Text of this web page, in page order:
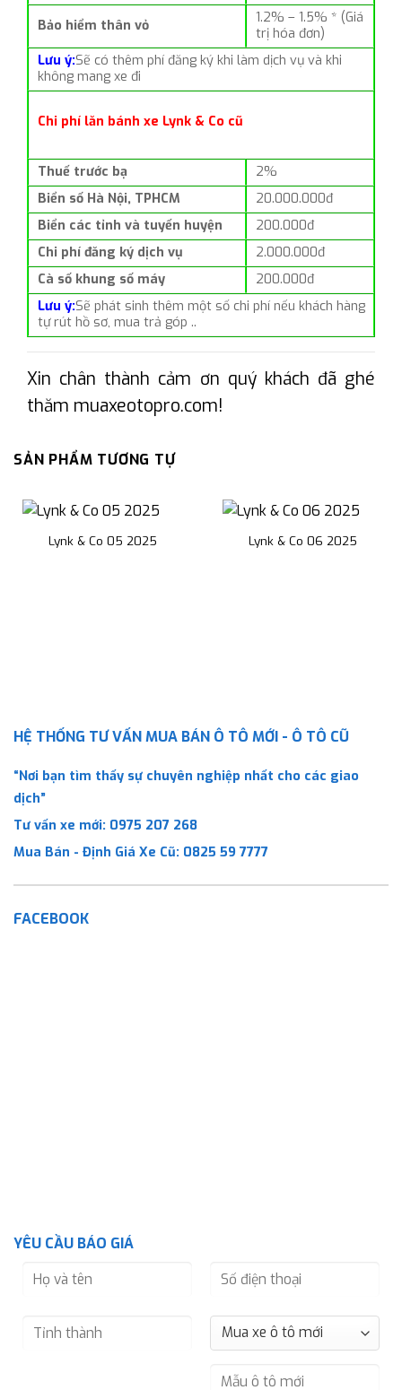
Bảo hiểm thân vỏ
1.2% – 1.5% * (Giá
trị hóa đơn)
Lưu ý:Sẽ có thêm phí đăng ký khi làm dịch vụ và khi
không mang xe đi
Chi phí lăn bánh xe Lynk & Co cũ
Thuế trước bạ
2%
Biển số Hà Nội, TPHCM
20.000.000đ
Biển các tỉnh và tuyến huyện
200.000đ
Chi phí đăng ký dịch vụ
2.000.000đ
Cà số khung số máy
200.000đ
Lưu ý:Sẽ phát sinh thêm một số chi phí nếu khách hàng
tự rút hồ sơ, mua trả góp ..
Xin chân thành cảm ơn quý khách đã ghé
thăm muaxeotopro.com!
SẢN PHẨM TƯƠNG TỰ
Lynk & Co 05 2025 Lynk & Co 06 2025
HỆ THỐNG TƯ VẤN MUA BÁN Ô TÔ MỚI - Ô TÔ CŨ
“Nơi bạn tìm thấy sự chuyên nghiệp nhất cho các giao
dịch”
Tư vấn xe mới: 0975 207 268
Mua Bán - Định Giá Xe Cũ: 0825 59 7777
FACEBOOK
YÊU CẦU BÁO GIÁ